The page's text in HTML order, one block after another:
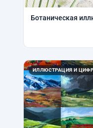
Ботаническая
ИЛЛЮСТРАЦИЯ И